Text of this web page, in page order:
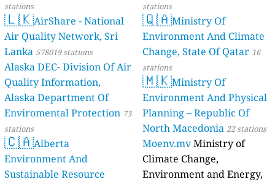
stations
🇱🇰AirShare - National
Air Quality Network, Sri
Lanka 578019 stations
Alaska DEC- Division Of Air
Quality Information,
Alaska Department Of
Enviromental Protection 73
stations
🇨🇦Alberta
Environment And
Sustainable Resource
stations
🇶🇦Ministry Of
Environment And Climate
Change, State Of Qatar 16
stations
🇲🇰Ministry Of
Environment And Physical
Planning – Republic Of
North Macedonia 22 stations
Moenv.mvMinistry of
Climate Change,
Environment and Energy,